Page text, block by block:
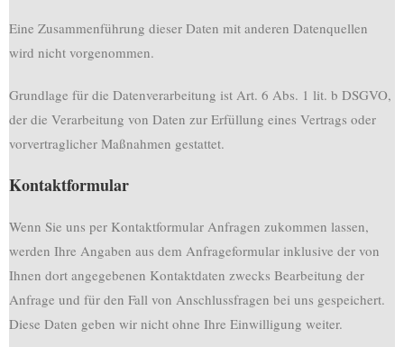
Eine Zusammenführung dieser Daten mit anderen Datenquellen
wird nicht vorgenommen.
Grundlage für die Datenverarbeitung ist Art. 6 Abs. 1 lit. b DSGVO,
der die Verarbeitung von Daten zur Erfüllung eines Vertrags oder
vorvertraglicher Maßnahmen gestattet.
Kontaktformular
Wenn Sie uns per Kontaktformular Anfragen zukommen lassen,
werden Ihre Angaben aus dem Anfrageformular inklusive der von
Ihnen dort angegebenen Kontaktdaten zwecks Bearbeitung der
Anfrage und für den Fall von Anschlussfragen bei uns gespeichert.
Diese Daten geben wir nicht ohne Ihre Einwilligung weiter.